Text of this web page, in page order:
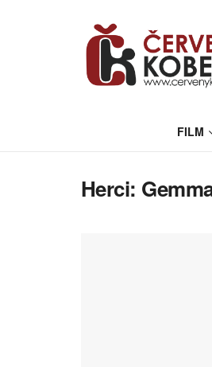
FILM
Herci: